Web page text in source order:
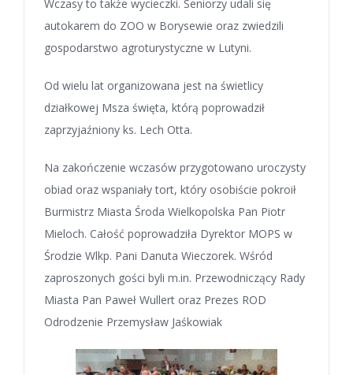
Wczasy to także wycieczki. Seniorzy udali się
autokarem do ZOO w Borysewie oraz zwiedzili
gospodarstwo agroturystyczne w Lutyni.
Od wielu lat organizowana jest na świetlicy
działkowej Msza święta, którą poprowadził
zaprzyjaźniony ks. Lech Otta.
Na zakończenie wczasów przygotowano uroczysty
obiad oraz wspaniały tort, który osobiście pokroił
Burmistrz Miasta Środa Wielkopolska Pan Piotr
Mieloch. Całość poprowadziła Dyrektor MOPS w
Środzie Wlkp. Pani Danuta Wieczorek. Wśród
zaproszonych gości byli m.in. Przewodniczący Rady
Miasta Pan Paweł Wullert oraz Prezes ROD
Odrodzenie Przemysław Jaśkowiak